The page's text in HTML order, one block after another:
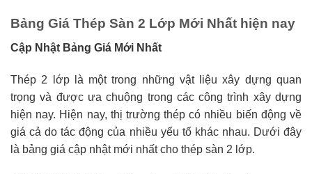
Bảng Giá Thép Sàn 2 Lớp Mới Nhất hiện nay
Cập Nhật Bảng Giá Mới Nhất
Thép 2 lớp là một trong những vật liệu xây dựng quan
trọng và được ưa chuộng trong các công trình xây dựng
hiện nay. Hiện nay, thị trường thép có nhiều biến động về
giá cả do tác động của nhiều yếu tố khác nhau. Dưới đây
là bảng giá cập nhật mới nhất cho thép sàn 2 lớp.